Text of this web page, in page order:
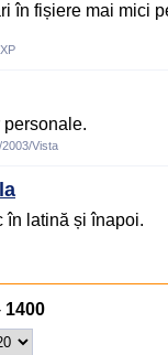
în fișiere mai mici
Vista
în latină și înapoi.
1400